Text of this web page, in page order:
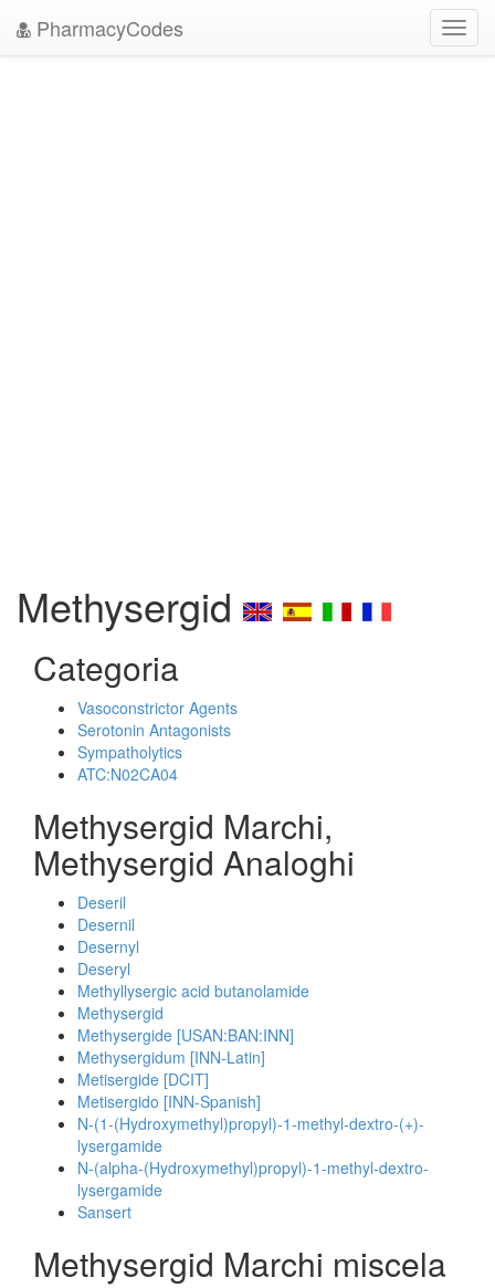
PharmacyCodes
Methysergid
Categoria
Vasoconstrictor Agents
Serotonin Antagonists
Sympatholytics
ATC:N02CA04
Methysergid Marchi,
Methysergid Analoghi
Deseril
Desernil
Desernyl
Deseryl
Methyllysergic acid butanolamide
Methysergid
Methysergide [USAN:BAN:INN]
Methysergidum [INN-Latin]
Metisergide [DCIT]
Metisergido [INN-Spanish]
N-(1-(Hydroxymethyl)propyl)-1-methyl-dextro-(+)-
lysergamide
N-(alpha-(Hydroxymethyl)propyl)-1-methyl-dextro-
lysergamide
Sansert
Methysergid Marchi miscela